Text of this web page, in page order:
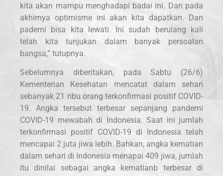
kita akan mampu menghadapi badai ini. Dan pada
akhirnya optimisme ini akan kita dapatkan. Dan
pademi bisa kita lewati. Ini sudah berulang kali
telah kita tunjukan dalam banyak persoalan
bangsa,” tutupnya.
Sebelumnya diberitakan, pada Sabtu (26/6)
Kementerian Kesehatan mencatat dalam sehari
sebanyak 21 ribu orang terkonfirmasi positif COVID-
19. Angka tersebut terbesar sepanjang pandemi
COVID-19 mewabah di Indonesia. Saat ini jumlah
terkonfirmasi positif COVID-19 di Indonesia telah
mencapai 2 juta jiwa lebih. Bahkan, angka kematian
dalam sehari di Indonesia menapai 409 jiwa, jumlah
itu dinilai sebagai angka kematianb terbesar di